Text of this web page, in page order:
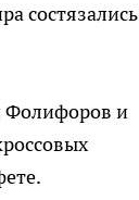
Фолифоров и